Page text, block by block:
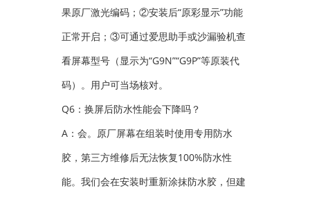
果原厂激光编码；②安装后“原彩显示”功能
正常开启；③可通过爱思助手或沙漏验机查
看屏幕型号（显示为“G9N”“G9P”等原装代
码）。用户可当场核对。
Q6：换屏后防水性能会下降吗？
A：会。原厂屏幕在组装时使用专用防水
胶，第三方维修后无法恢复100%防水性
能。我们会在安装时重新涂抹防水胶，但建